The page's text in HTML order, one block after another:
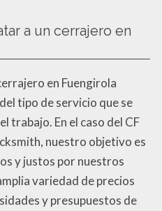
a un cerrajero en
en Fuengirola
tipo de servicio que se
trabajo. En el caso del CF
nuestro objetivo es
y justos por nuestros
variedad de precios
y presupuestos de